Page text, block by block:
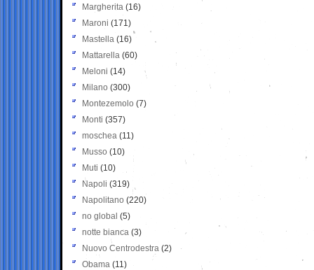
Margherita (16)
Maroni (171)
Mastella (16)
Mattarella (60)
Meloni (14)
Milano (300)
Montezemolo (7)
Monti (357)
moschea (11)
Musso (10)
Muti (10)
Napoli (319)
Napolitano (220)
no global (5)
notte bianca (3)
Nuovo Centrodestra (2)
Obama (11)